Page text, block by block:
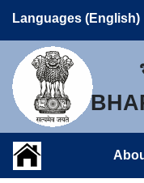
Languages (English)